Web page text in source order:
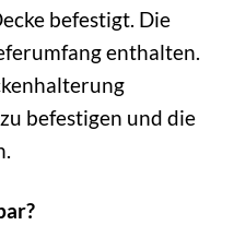
befestigt. Die
enthalten.
befestigen und die